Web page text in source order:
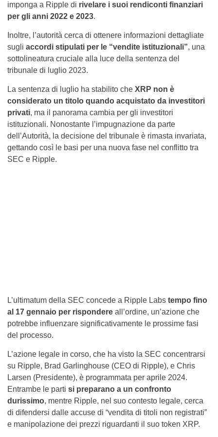
imponga a Ripple di rivelare i suoi rendiconti finanziari
per gli anni 2022 e 2023.
Inoltre, l’autorità cerca di ottenere informazioni dettagliate
sugli accordi stipulati per le “vendite istituzionali”, una
sottolineatura cruciale alla luce della sentenza del
tribunale di luglio 2023.
La sentenza di luglio ha stabilito che XRP non è
considerato un titolo quando acquistato da investitori
privati, ma il panorama cambia per gli investitori
istituzionali. Nonostante l’impugnazione da parte
dell’Autorità, la decisione del tribunale è rimasta invariata,
gettando così le basi per una nuova fase nel conflitto tra
SEC e Ripple.
L’ultimatum della SEC concede a Ripple Labs tempo fino
al 17 gennaio per rispondere all’ordine, un’azione che
potrebbe influenzare significativamente le prossime fasi
del processo.
L’azione legale in corso, che ha visto la SEC concentrarsi
su Ripple, Brad Garlinghouse (CEO di Ripple), e Chris
Larsen (Presidente), è programmata per aprile 2024.
Entrambe le parti si preparano a un confronto
durissimo, mentre Ripple, nel suo contesto legale, cerca
di difendersi dalle accuse di “vendita di titoli non registrati”
e manipolazione dei prezzi riguardanti il suo token XRP.